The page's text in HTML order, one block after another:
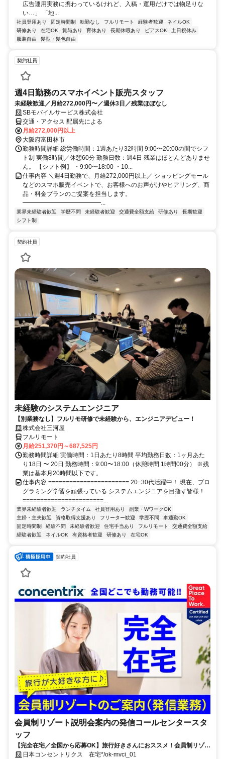
広告運用実務に携わっているけれど、入稿・運用だけでは物足りな
い…」 「地...
社員登用あり 固定時間制 転勤なし フルリモート 経験者歓迎
ネイルOK
研修あり
在宅OK 賞与あり 育休あり 長期休暇あり ピアスOK
土日祝休み
服装自由
髪型・髪色自由
契約社員
週4日勤務のスマホイベント販売スタッフ
未経験歓迎／月給272,000円〜／週休3日／残業ほぼなし
SBモバイルサービス株式会社
交通・アクセス 配属先による
月給272,000円以上
大阪府富田林市
勤務時間詳細 総労働時間：1週あたり32時間 9:00〜20:00の間でシフ
ト制 実働8時間／休憩60分 勤務日数：週4日 残業はほとんどありませ
ん。 【シフト例】 ・9:00〜18:00 ・10...
仕事内容 ＼週4日勤務で、月給272,000円以上／ ショッピングモール
などのスマホ販売イベントで、お客様へのお声がけやヒアリング、商
品・料金プランのご提案を担当します。
━━━━━━━━━━━━━...
業界未経験者歓迎 学歴不問 未経験者歓迎 交通費全額支給 研修あり
長期歓迎
シフト制
契約社員
未経験のシステムエンジニア
【別業務なし】フルリモ研修で未経験から、エンジニアデビュー！
株式会社三河屋
フルリモート
月給251,370円～687,525円
勤務時間詳細 実働時間：1日あたり8時間 平均勤務日数：1ヶ月あた
り18日 〜 20日 勤務時間：9:00〜18:00（休憩時間 1時間00分） ※残
業は基本月20時間以下です。
仕事内容 ======================= 20−30代活躍中！ 現在、プロ
グラミング学習を頑張っている システムエンジニアを目指す皆様！
=======================...
業界未経験者歓迎 ランチタイム 社員登用あり
副業・WワークOK
主婦・主夫歓迎
資格取得支援あり フリーター歓迎 学歴不問
車通勤OK
固定時間制
経験不問 未経験者歓迎 住宅手当あり フルリモート
交通費全額支給
経験者歓迎
ネイルOK 有資格者歓迎 研修あり 在宅OK
契約社員
会員制リゾート説明会案内の発信コールセンタースタ
ッフ
【完全在宅／全国から応募OK】旅行好きさんにおススメ！会員制リゾー
トのご案内×テレワーク・リモートワーク◎月収34万円以上も可能！
日本コンセントリクス 在宅*/ok-mvci_01